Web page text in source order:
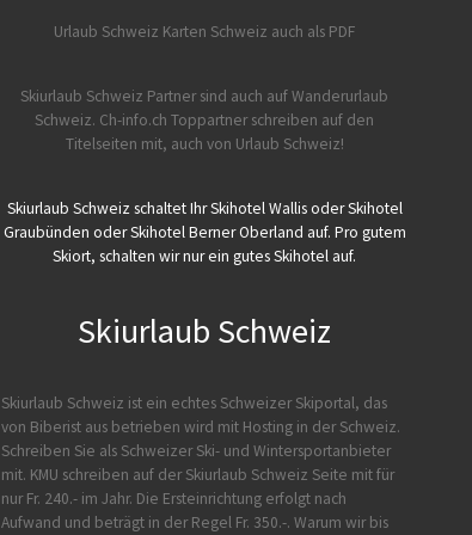
Urlaub Schweiz Karten Schweiz auch als PDF
Skiurlaub Schweiz Partner sind auch auf Wanderurlaub
Schweiz. Ch-info.ch Toppartner schreiben auf den
Titelseiten mit, auch von Urlaub Schweiz!
Skiurlaub Schweiz schaltet Ihr Skihotel Wallis oder Skihotel
Graubünden oder Skihotel Berner Oberland auf. Pro gutem
Skiort, schalten wir nur ein gutes Skihotel auf.
Skiurlaub Schweiz
Skiurlaub Schweiz ist ein echtes Schweizer Skiportal, das
von Biberist aus betrieben wird mit Hosting in der Schweiz.
Schreiben Sie als Schweizer Ski- und Wintersportanbieter
mit. KMU schreiben auf der Skiurlaub Schweiz Seite mit für
nur Fr. 240.- im Jahr. Die Ersteinrichtung erfolgt nach
Aufwand und beträgt in der Regel Fr. 350.-. Warum wir bis